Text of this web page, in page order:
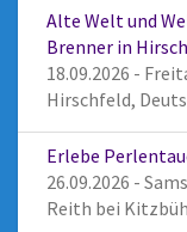
Alte Welt und
Brenner in
18.09.2026 -
Hirschfeld,
Erlebe
26.09.2026 -
Reith bei